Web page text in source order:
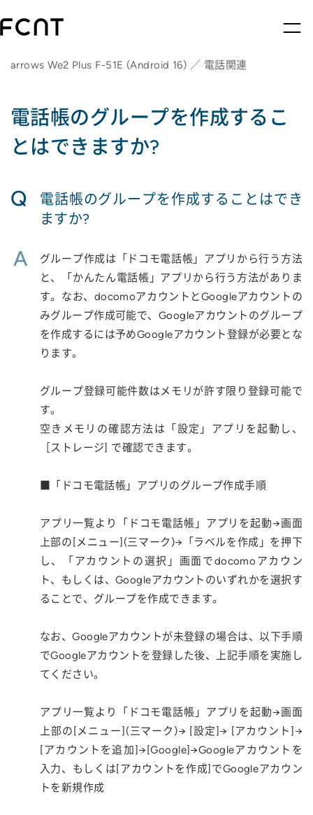
arrows We2 Plus F-51E (Android 16) ／ 電話関連
電話帳のグループを作成するこ
とはできますか?
Q
電話帳のグループを作成することはでき
ますか?
A
グループ作成は「ドコモ電話帳」アプリから行う方法
と、「かんたん電話帳」アプリから行う方法がありま
す。なお、docomoアカウントとGoogleアカウントの
みグループ作成可能で、Googleアカウントのグループ
を作成するには予めGoogleアカウント登録が必要とな
ります。
グループ登録可能件数はメモリが許す限り登録可能で
す。
空きメモリの確認方法は「設定」アプリを起動し、
［ストレージ] で確認できます。
■「ドコモ電話帳」アプリのグループ作成手順
アプリ一覧より「ドコモ電話帳」アプリを起動→画面
上部の[メニュー](三マーク)→「ラベルを作成」を押下
し、「アカウントの選択」画面でdocomoアカウン
ト、もしくは、Googleアカウントのいずれかを選択す
ることで、グループを作成できます。
なお、Googleアカウントが未登録の場合は、以下手順
でGoogleアカウントを登録した後、上記手順を実施し
てください。
アプリ一覧より「ドコモ電話帳」アプリを起動→画面
上部の[メニュー](三マーク)→ [設定]→ [アカウント]→
[アカウントを追加]→[Google]→Googleアカウントを
入力、もしくは[アカウントを作成]でGoogleアカウン
トを新規作成